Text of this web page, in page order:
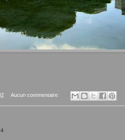
Aucun commentaire: